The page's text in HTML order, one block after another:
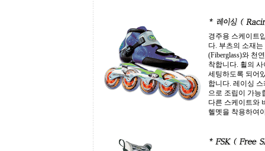
경주용 스케이트
다. 부츠의 소재
(Fiberglass)와 천
착합니다. 휠의
세팅하도록 되어
합니다. 레이싱
으로 조립이 가능
다른 스케이트와
헬멧을 착용하여